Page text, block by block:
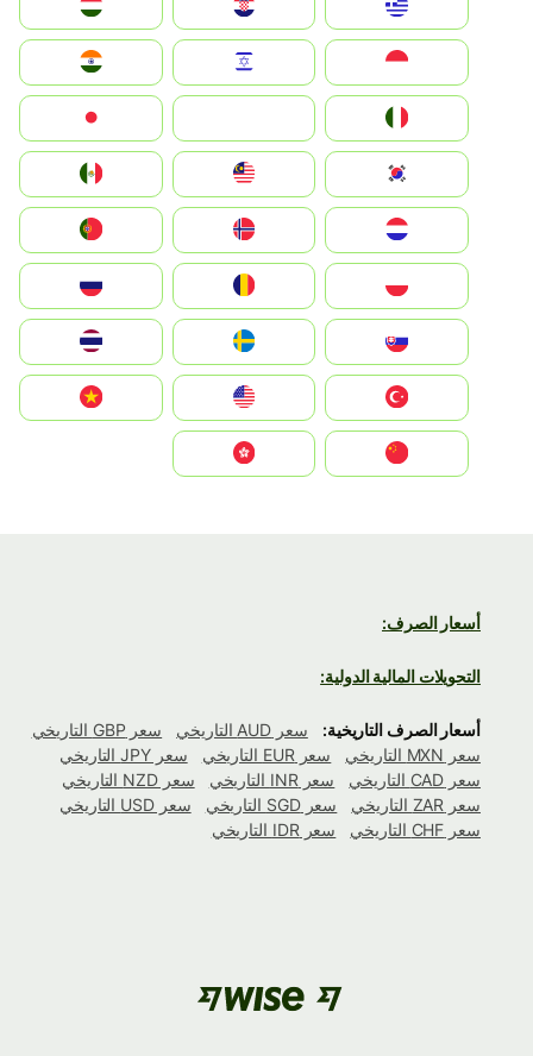
Hrvatska
Magyarország
Indonesia
South Korea
Nederland
Portugal
România
Slovensko
United States
Vietnam
أسعار الصرف:
التحويلات المالية الدولية:
أسعار الصرف التاريخية: سعر AUD التاريخي
سعر GBP التاريخي
سعر MXN التاريخي
سعر EUR التاريخي
سعر JPY التاريخي
سعر CAD التاريخي
سعر INR التاريخي
سعر NZD التاريخي
سعر ZAR التاريخي
سعر SGD التاريخي
سعر USD التاريخي
سعر CHF التاريخي
سعر IDR التاريخي